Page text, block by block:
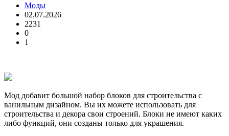
Моды
02.07.2026
2231
0
1
Мод добавит большой набор блоков для строительства с
ванильным дизайном. Вы их можете использовать для
строительства и декора свои строений. Блоки не имеют каких
либо функций, они созданы только для украшения.